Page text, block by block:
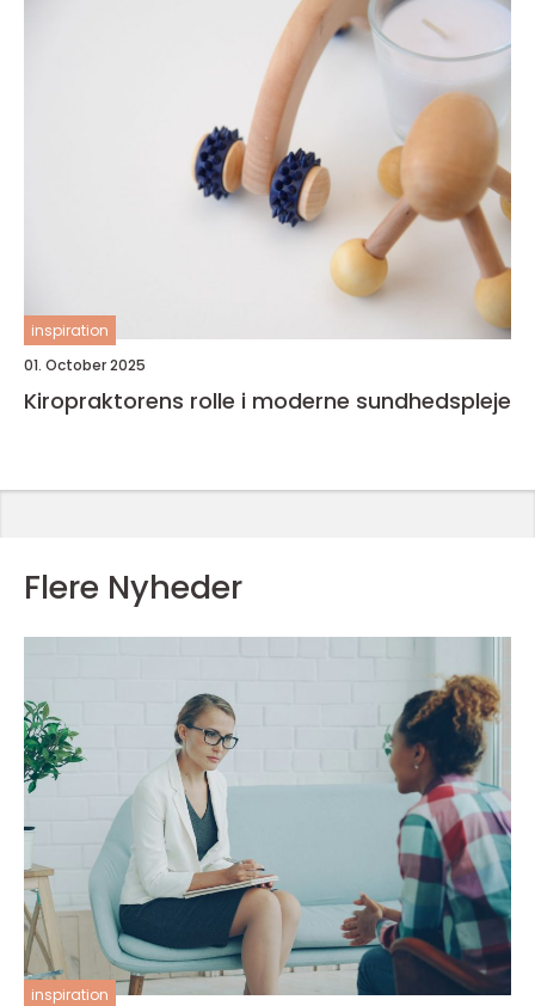
inspiration
01. October 2025
Kiropraktorens rolle i moderne sundhedspleje
Flere Nyheder
inspiration